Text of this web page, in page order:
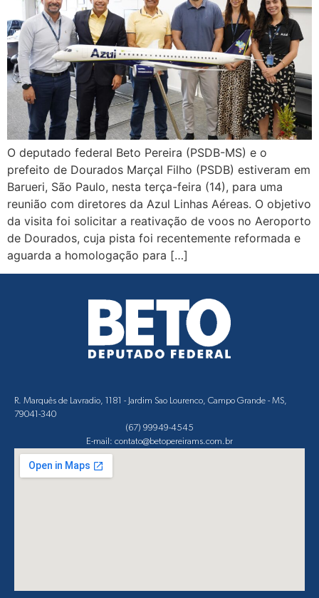
O deputado federal Beto Pereira (PSDB-MS) e o
prefeito de Dourados Marçal Filho (PSDB) estiveram em
Barueri, São Paulo, nesta terça-feira (14), para uma
reunião com diretores da Azul Linhas Aéreas. O objetivo
da visita foi solicitar a reativação de voos no Aeroporto
de Dourados, cuja pista foi recentemente reformada e
aguarda a homologação para […]
R. Marquês de Lavradio, 1181 - Jardim Sao Lourenco, Campo Grande - MS,
79041-340
(67) 99949-4545
E-mail: contato@betopereirams.com.br